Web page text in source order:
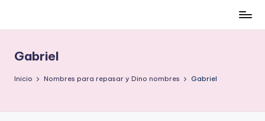
contenido
low-
cost
y
Gabriel
Inicio Nombres para repasar y Dino nombres Gabriel